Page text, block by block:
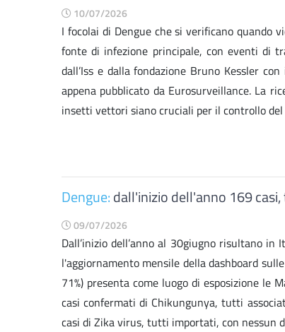
10/07/2026
I focolai di Dengue che si verificano quando
fonte di infezione principale, con eventi di
dall’Iss e dalla fondazione Bruno Kessler
appena pubblicato da Eurosurveillance. La
insetti vettori siano cruciali per il controllo
Dengue:dall'inizio dell'anno 169
09/07/2026
Dall’inizio dell’anno al 30giugno risultano
l'aggiornamento mensile della dashboard
71%) presenta come luogo di esposizione le
casi confermati di Chikungunya, tutti
casi di Zika virus, tutti importati, con nessun